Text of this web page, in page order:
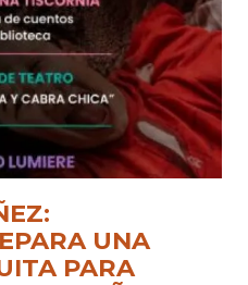
UNA
PARA